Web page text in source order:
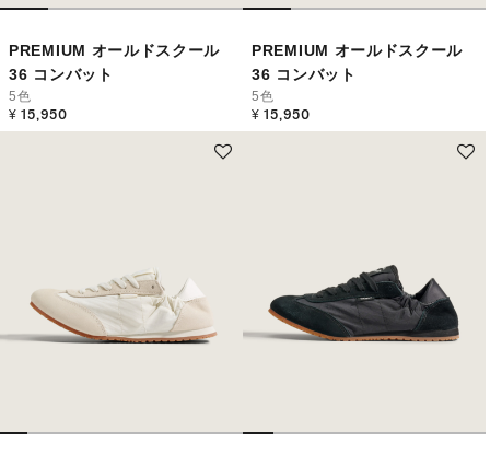
PREMIUM オールドスクール
36 コンバット
5色
¥ 15,950
PREMIUM オールドスクール
36 コンバット
5色
¥ 15,950